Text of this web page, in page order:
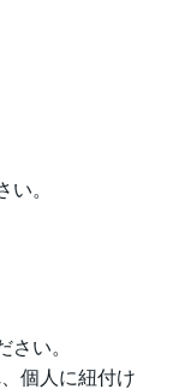
。
い。
個人に紐付け